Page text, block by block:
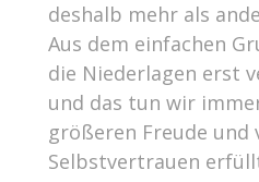
deshalb mehr als
Aus dem einfachen
die Niederlagen erst
und das tun wir
größeren Freude und
Selbstvertrauen